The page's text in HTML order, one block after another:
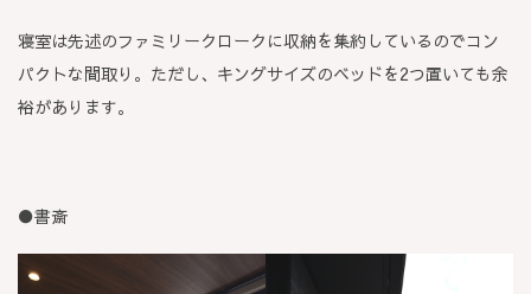
寝室は先述のファミリークロークに収納を集約しているのでコン
パクトな間取り。ただし、キングサイズのベッドを2つ置いても余
裕があります。
●書斎